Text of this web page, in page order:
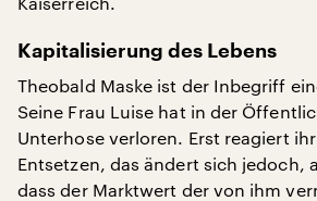
Kapitalisierung des Lebens
Theobald Maske ist der Inbegriff
Seine Frau Luise hat in der
Unterhose verloren. Erst reagiert
Entsetzen, das ändert sich jedoch,
dass der Marktwert der von ihm